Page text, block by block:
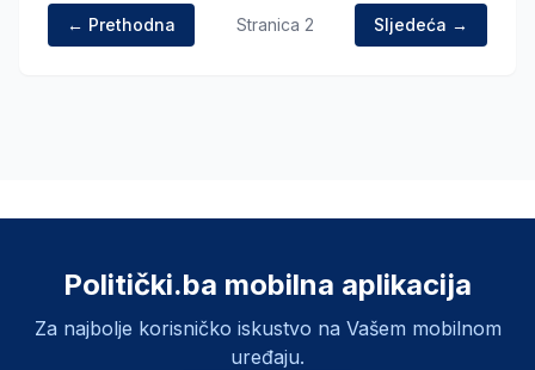
← Prethodna Stranica 2 Sljedeća →
Politički.ba mobilna aplikacija
Za najbolje korisničko iskustvo na Vašem mobilnom
uređaju.